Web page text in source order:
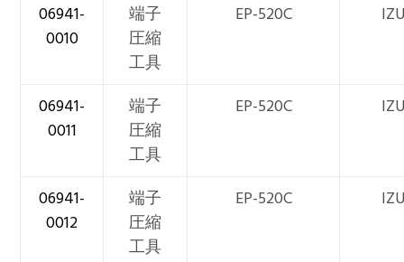
06941-
0010
端子
圧縮
工具
EP-520C
06941-
0011
端子
圧縮
工具
EP-520C
06941-
0012
端子
圧縮
工具
EP-520C